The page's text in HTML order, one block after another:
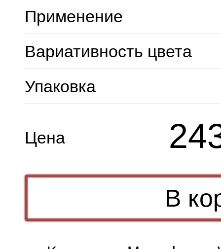
Применение
Вариативность цвета
Упаковка
Цена